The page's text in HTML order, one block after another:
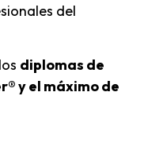
del
diplomas de
y el máximo de